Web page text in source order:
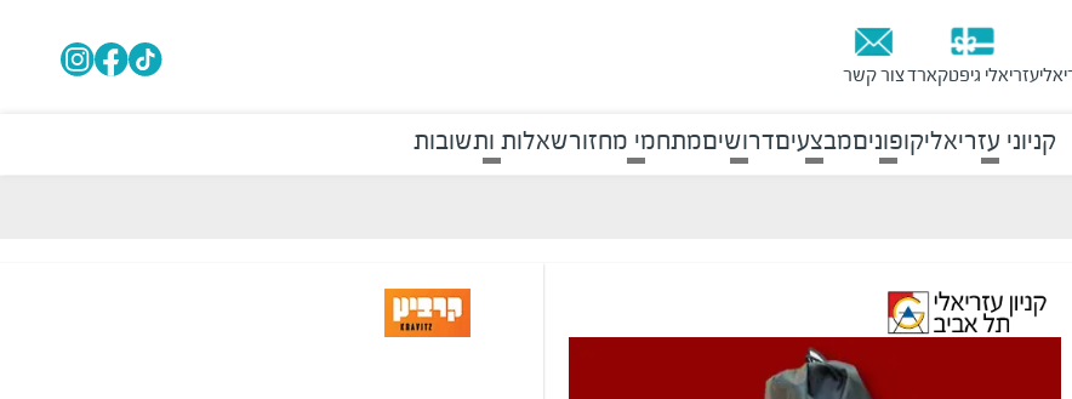
עזריאלי גיפטקארדצור קשר
קניוני עזריאליקופוניםמבצעיםדרושיםמתחמי מחזורשאלות ותשובות